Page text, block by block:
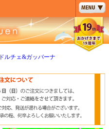
ドルチェ&ガッバーナ
ペー
ジト
ップ
へ